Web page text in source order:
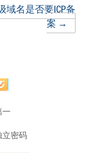
域名是否要ICP备
案→
一
立密码